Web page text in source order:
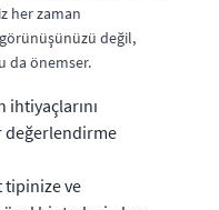
her zaman
görünüşünüzü değil,
da önemser.
ihtiyaçlarını
değerlendirme
tipinize ve